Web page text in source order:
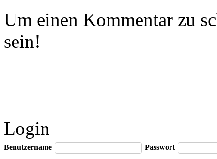
Um einen Kommentar zu
sein!
Login
Benutzername Passwort